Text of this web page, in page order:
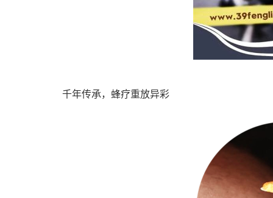
千年传承，蜂疗重放异彩